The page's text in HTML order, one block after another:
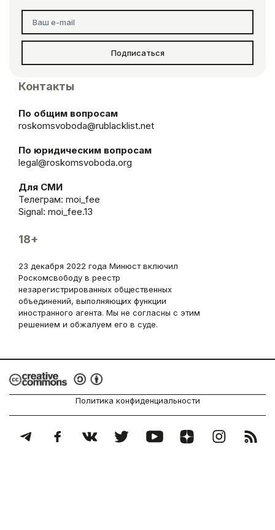
Подписаться
Контакты
По общим вопросам
roskomsvoboda@rublacklist.net
По юридическим вопросам
legal@roskomsvoboda.org
Для СМИ
Телеграм: moi_fee
Signal: moi_fee.13
18+
23 декабря 2022 года Минюст включил
Роскомсвободу в реестр
незарегистрированных общественных
объединений, выполняющих функции
иностранного агента. Мы не согласны с этим
решением и обжалуем его в суде.
Политика конфиденциальности